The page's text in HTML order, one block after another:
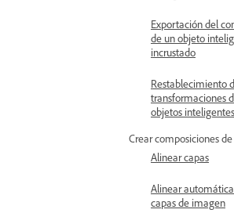
Exportación del
de un objeto
incrustado
Restablecimiento
transformaciones
objetos inteligentes
Crear composiciones de
Alinear capas
Alinear
capas de imagen